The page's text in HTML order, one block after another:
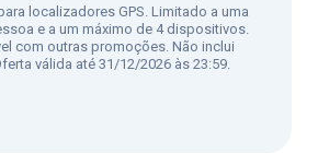
localizadores GPS. Limitado a uma
e a um máximo de 4 dispositivos.
com outras promoções. Não inclui
válida até 31/12/2026 às 23:59.